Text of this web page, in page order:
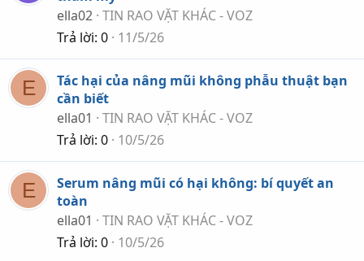
ella02 TIN RAO VẶT KHÁC - VOZ
Trả lời 0 11/5/26
E
Tác hại của nâng mũi không phẫu thuật bạn
cần biết
ella01
TIN RAO VẶT KHÁC - VOZ
Trả lời 0 10/5/26
E
Serum nâng mũi có hại không: bí quyết an
toàn
ella01
TIN RAO VẶT KHÁC - VOZ
Trả lời 0 10/5/26